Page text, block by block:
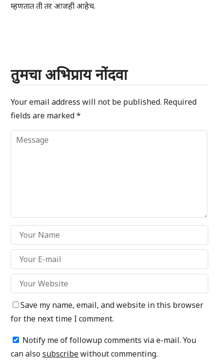
म्हणतात ती तर आजही आहेच.
तुमचा अभिप्राय नोंदवा
Your email address will not be published. Required
fields are marked*
Save my name, email, and website in this browser
for the next time I comment.
Notify me of followup comments via e-mail. You
can alsosubscribewithout commenting.